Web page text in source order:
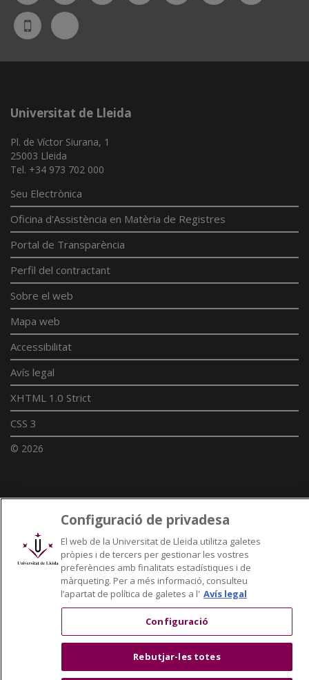
UdL
App
Bluesky
Universitat de Lleida
Pl. de Víctor Siurana, 1
25003 Lleida
Tel. +34 973 702 000
Seu Electrònica
Oficina d'Assistència en Matèria de Registres
Portal de Transparència
Perfil del contractant
Sobre el web
Mapa web
Accessibilitat
Avís legal
XHTML 1.0 Strict
CSS 3
© 2026
Xarxes universitàries
Configuració de privadesa
El web de la Universitat de Lleida utilitza galetes
pròpies i de tercers per gestionar les vostres
preferències amb finalitats estadístiques i de
màrqueting. Per a més informació, consulteu
l’apartat de política de galetes a l' Avís legal
Configuració
Rebutjar-les totes